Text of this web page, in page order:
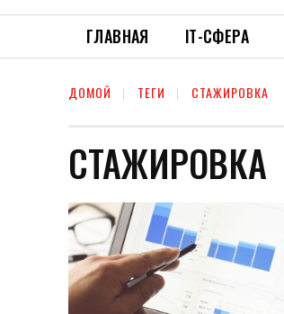
ГЛАВНАЯ ІТ-СФЕРА
ДОМОЙ ТЕГИ СТАЖИРОВКА
СТАЖИРОВКА